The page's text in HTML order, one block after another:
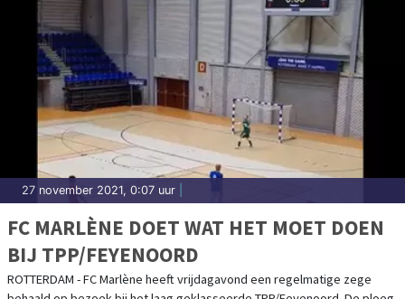
27 november 2021, 0:07 uur
FC MARLÈNE DOET WAT HET MOET DOEN
BIJ TPP/FEYENOORD
ROTTERDAM - FC Marlène heeft vrijdagavond een regelmatige zege